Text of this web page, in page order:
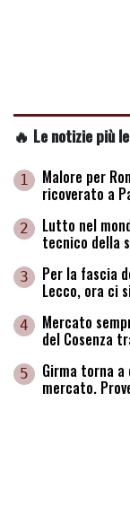
🔥 Le notizie più
1 Malore per
ricoverato a
2 Lutto nel
tecnico della
3 Per la fascia
Lecco, ora ci
4 Mercato
del Cosenza
5 Girma torna a
mercato.